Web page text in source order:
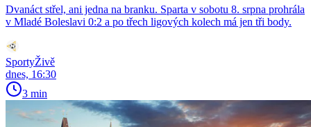
Dvanáct střel, ani jedna na branku. Sparta v sobotu 8. srpna prohrála
v Mladé Boleslavi 0:2 a po třech ligových kolech má jen tři body.
SportyŽivě
dnes, 16:30
3 min